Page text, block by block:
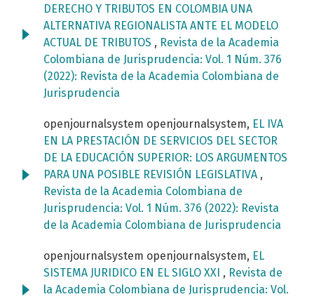
DERECHO Y TRIBUTOS EN COLOMBIA UNA
ALTERNATIVA REGIONALISTA ANTE EL MODELO
ACTUAL DE TRIBUTOS , Revista de la Academia
Colombiana de Jurisprudencia: Vol. 1 Núm. 376
(2022): Revista de la Academia Colombiana de
Jurisprudencia
openjournalsystem openjournalsystem, EL IVA
EN LA PRESTACIÓN DE SERVICIOS DEL SECTOR
DE LA EDUCACIÓN SUPERIOR: LOS ARGUMENTOS
PARA UNA POSIBLE REVISIÓN LEGISLATIVA ,
Revista de la Academia Colombiana de
Jurisprudencia: Vol. 1 Núm. 376 (2022): Revista
de la Academia Colombiana de Jurisprudencia
openjournalsystem openjournalsystem, EL
SISTEMA JURIDICO EN EL SIGLO XXI , Revista de
la Academia Colombiana de Jurisprudencia: Vol.